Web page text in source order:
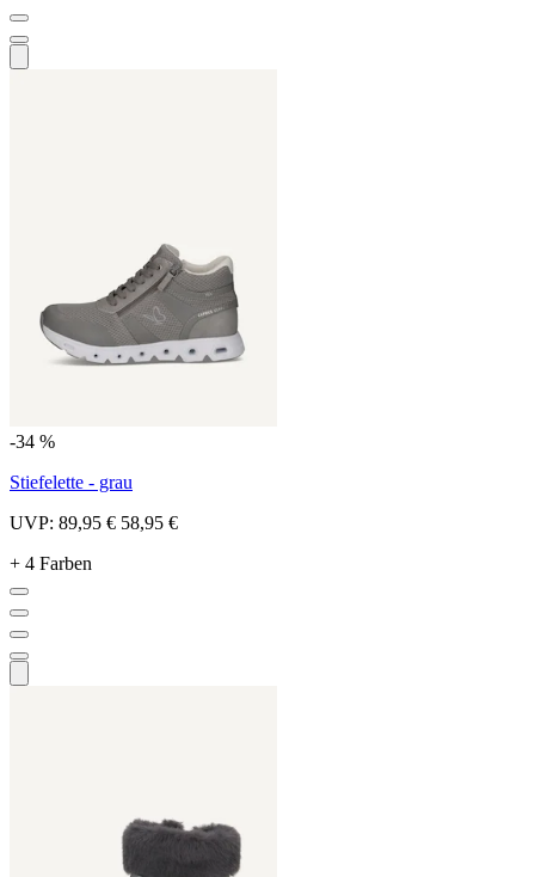
-34 %
Stiefelette - grau
UVP: 89,95 € 58,95 €
+ 4 Farben